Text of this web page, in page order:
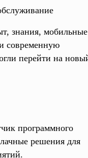
знания, мобильные
современную
перейти на
программного
решения для